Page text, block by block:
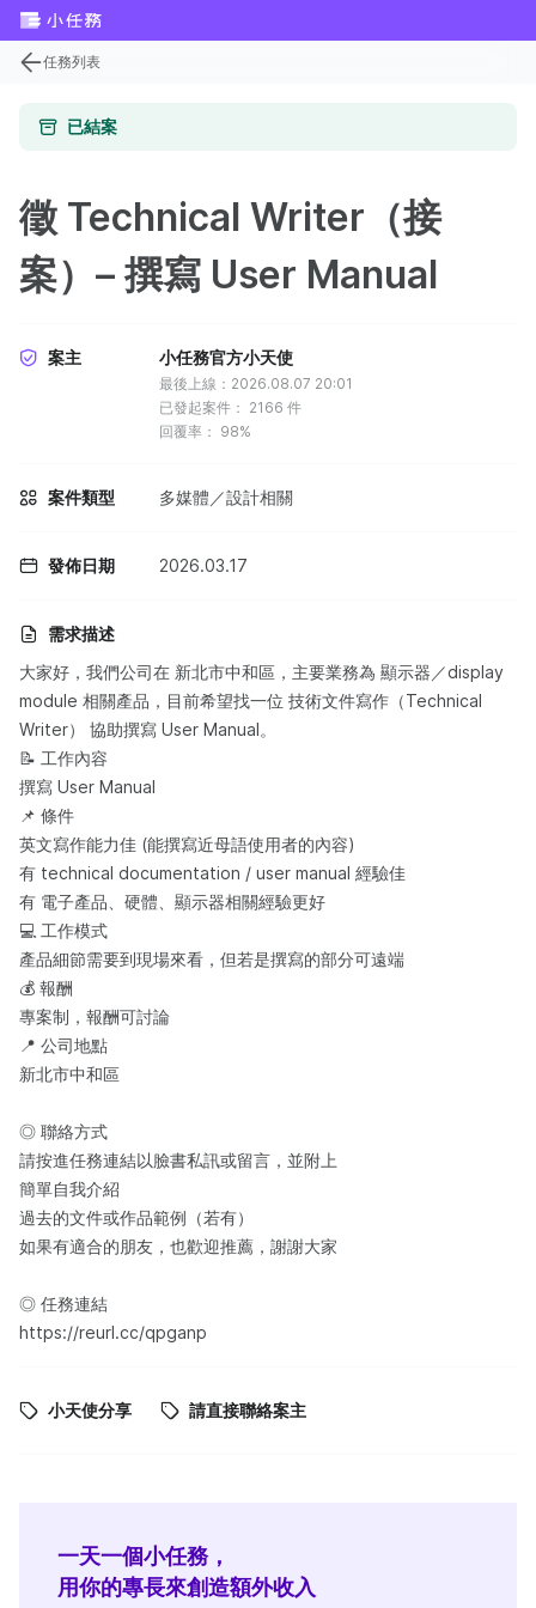
任務列表
已結案
徵 Technical Writer（接
案）– 撰寫 User Manual
案主 小任務官方小天使
最後上線：2026.08.07 20:01
已發起案件： 2166 件
回覆率： 98%
案件類型 多媒體／設計相關
發佈日期 2026.03.17
需求描述
大家好，我們公司在 新北市中和區，主要業務為 顯示器／display
module 相關產品，目前希望找一位 技術文件寫作（Technical
Writer） 協助撰寫 User Manual。
📝 工作內容
撰寫 User Manual
📌 條件
英文寫作能力佳 (能撰寫近母語使用者的內容)
有 technical documentation / user manual 經驗佳
有 電子產品、硬體、顯示器相關經驗更好
💻 工作模式
產品細節需要到現場來看，但若是撰寫的部分可遠端
💰 報酬
專案制，報酬可討論
📍 公司地點
新北市中和區
◎ 聯絡方式
請按進任務連結以臉書私訊或留言，並附上
簡單自我介紹
過去的文件或作品範例（若有）
如果有適合的朋友，也歡迎推薦，謝謝大家
◎ 任務連結
https://reurl.cc/qpganp
小天使分享 請直接聯絡案主
一天一個小任務，
用你的專長來創造額外收入